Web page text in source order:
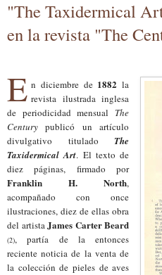
"The Taxidermical
en la revista "The
E n diciembre de 1882 la
revista ilustrada inglesa
de periodicidad mensual The
Century publicó un artículo
divulgativo tituladoThe
Taxidermical Art. El texto de
diez páginas, firmado por
Franklin H. North,
acompañado con once
ilustraciones, diez de ellas obra
del artistaJames Carter Beard
(2), partía de la entonces
reciente noticia de la venta de
la colección de pieles de aves